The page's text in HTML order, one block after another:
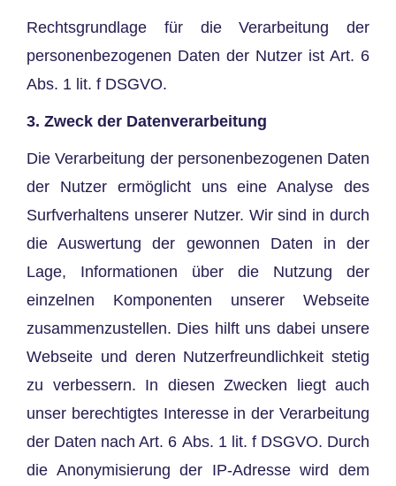
Rechtsgrundlage für die Verarbeitung der
personenbezogenen Daten der Nutzer ist Art. 6
Abs. 1 lit. f DSGVO.
3. Zweck der Datenverarbeitung
Die Verarbeitung der personenbezogenen Daten
der Nutzer ermöglicht uns eine Analyse des
Surfverhaltens unserer Nutzer. Wir sind in durch
die Auswertung der gewonnen Daten in der
Lage, Informationen über die Nutzung der
einzelnen Komponenten unserer Webseite
zusammenzustellen. Dies hilft uns dabei unsere
Webseite und deren Nutzerfreundlichkeit stetig
zu verbessern. In diesen Zwecken liegt auch
unser berechtigtes Interesse in der Verarbeitung
der Daten nach Art. 6 Abs. 1 lit. f DSGVO. Durch
die Anonymisierung der IP-Adresse wird dem